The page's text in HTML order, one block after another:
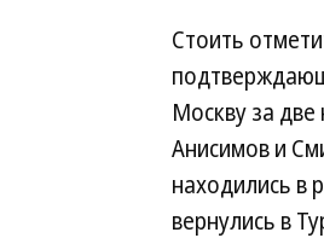
Стоить
Москву за
Анисимов и
находились в
вернулись в